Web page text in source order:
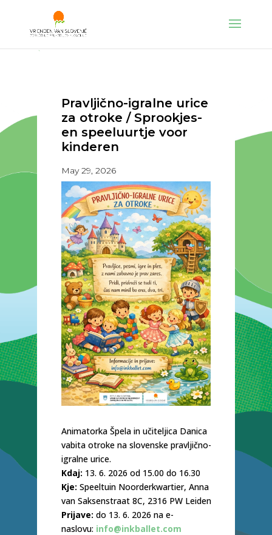
Pravljično-igralne urice
za otroke / Sprookjes-
en speeluurtje voor
kinderen
May 29, 2026
Animatorka Špela in učiteljica Danica
vabita otroke na slovenske pravljično-
igralne urice.
Kdaj: 13. 6. 2026 od 15.00 do 16.30
Kje: Speeltuin Noorderkwartier, Anna
van Saksenstraat 8C, 2316 PW Leiden
Prijave: do 13. 6. 2026 na e-
naslovu: info@inkballet.com